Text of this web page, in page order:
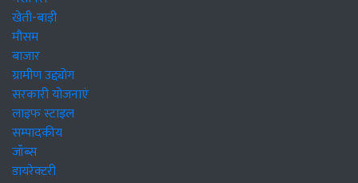
खेती-बाड़ी
मौसम
बाजार
ग्रामीण उद्द्योग
सरकारी योजनाएं
लाइफ स्टाइल
सम्पादकीय
जॉब्स
डायरेक्टरी